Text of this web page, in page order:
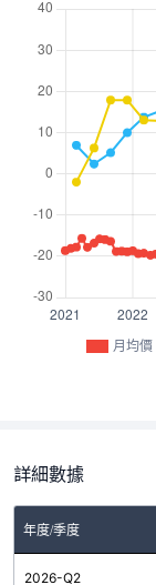
月均價
詳細數據
年度/季度
2026-Q2